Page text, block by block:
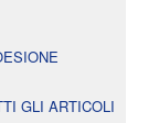
GLI ARTICOLI